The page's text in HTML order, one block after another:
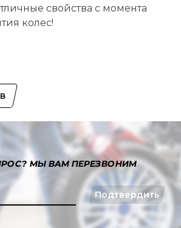
свойства с момента
колес!
МЫ ВАМ ПЕРЕЗВОНИМ
Подтвердить